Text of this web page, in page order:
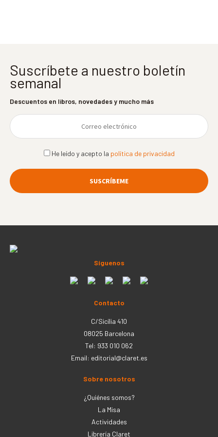
Suscríbete a nuestro boletín
semanal
Descuentos en libros, novedades y mucho más
He leído y acepto la política de privacidad
Síguenos
Contacto
C/Sicília 410
08025 Barcelona
Tel: 933 010 062
Email: editorial@claret.es
Sobre nosotros
¿Quiénes somos?
La Misa
Actividades
Librería Claret